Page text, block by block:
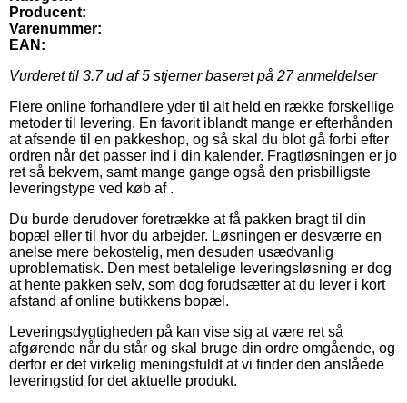
Producent:
Varenummer:
EAN:
Vurderet til 3.7ud af 5 stjerner baseret på 27anmeldelser
Flere online forhandlere yder til alt held en række forskellige
metoder til levering. En favorit iblandt mange er efterhånden
at afsende til en pakkeshop, og så skal du blot gå forbi efter
ordren når det passer ind i din kalender. Fragtløsningen er jo
ret så bekvem, samt mange gange også den prisbilligste
leveringstype ved køb af .
Du burde derudover foretrække at få pakken bragt til din
bopæl eller til hvor du arbejder. Løsningen er desværre en
anelse mere bekostelig, men desuden usædvanlig
uproblematisk. Den mest betalelige leveringsløsning er dog
at hente pakken selv, som dog forudsætter at du lever i kort
afstand af online butikkens bopæl.
Leveringsdygtigheden på kan vise sig at være ret så
afgørende når du står og skal bruge din ordre omgående, og
derfor er det virkelig meningsfuldt at vi finder den anslåede
leveringstid for det aktuelle produkt.